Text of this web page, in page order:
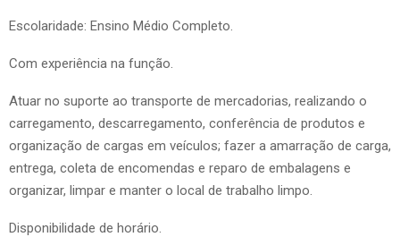
Escolaridade: Ensino Médio Completo.
Com experiência na função.
Atuar no suporte ao transporte de mercadorias, realizando o
carregamento, descarregamento, conferência de produtos e
organização de cargas em veículos; fazer a amarração de carga,
entrega, coleta de encomendas e reparo de embalagens e
organizar, limpar e manter o local de trabalho limpo.
Disponibilidade de horário.